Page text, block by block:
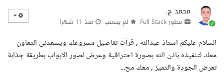
محمد ج.
مطور Full Stack لم يحسب منذ 11 شهرا
السلام عليكم استاذ عبدالله , قرأت تفاصيل مشروعك ويسعدنى التعاون
معك لتنفيذه باذن الله بصورة احترافية وعرض لصور الابواب بطريقة جذابة
تعرض الجودة والتميز , معك مح...